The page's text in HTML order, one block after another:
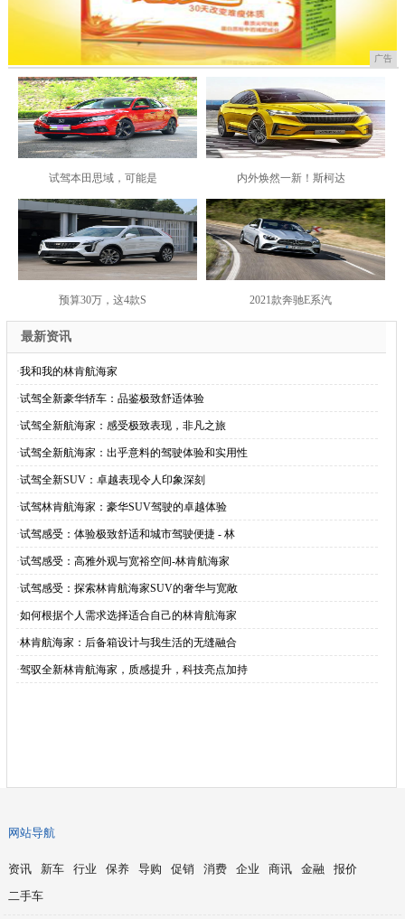
广告
试驾本田思域，可能是 内外焕然一新！斯柯达
预算30万，这4款S 2021款奔驰E系汽
最新资讯
·我和我的林肯航海家
·试驾全新豪华轿车：品鉴极致舒适体验
·试驾全新航海家：感受极致表现，非凡之旅
·试驾全新航海家：出乎意料的驾驶体验和实用性
·试驾全新SUV：卓越表现令人印象深刻
·试驾林肯航海家：豪华SUV驾驶的卓越体验
·试驾感受：体验极致舒适和城市驾驶便捷 - 林
·试驾感受：高雅外观与宽裕空间-林肯航海家
·试驾感受：探索林肯航海家SUV的奢华与宽敞
·如何根据个人需求选择适合自己的林肯航海家
·林肯航海家：后备箱设计与我生活的无缝融合
·驾驭全新林肯航海家，质感提升，科技亮点加持
网站导航
资讯 新车 行业 保养 导购 促销 消费 企业 商讯 金融
报价
二手车